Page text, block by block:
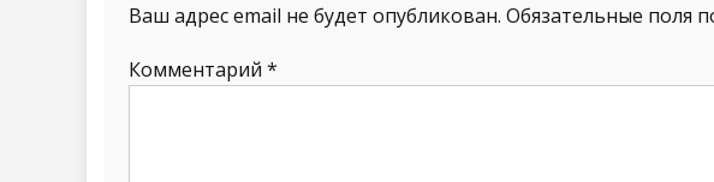
Ваш адрес email не будет опубликован. Обязательные поля
Комментарий *